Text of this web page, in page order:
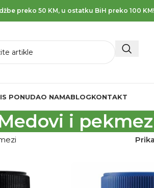
preko 50 KM, u ostatku BiH preko 100
PONUDAO NAMABLOGKONTAKT
i